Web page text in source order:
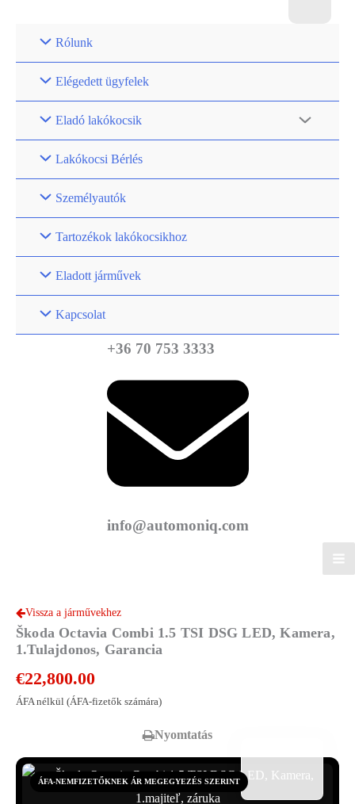
Rólunk
Elégedett ügyfelek
Eladó lakókocsik
Lakókocsi Bérlés
Személyautók
Tartozékok lakókocsikhoz
Eladott járművek
Kapcsolat
+36 70 753 3333
info@automoniq.com
Vissza a járművekhez
Škoda Octavia Combi 1.5 TSI DSG LED, Kamera,
1.Tulajdonos, Garancia
€22,800.00
ÁFA nélkül (ÁFA-fizetők számára)
Nyomtatás
ÁFA-NEMFIZETŐKNEK ÁR MEGEGYEZÉS SZERINT